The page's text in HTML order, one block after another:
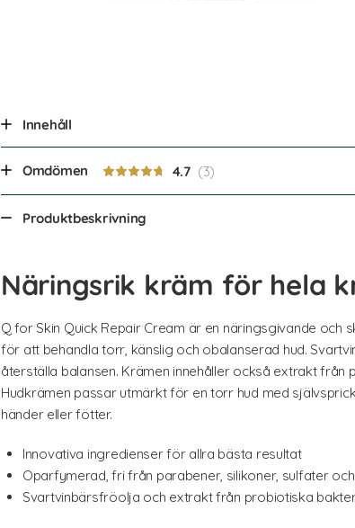
Innehåll
Omdömen 4.7
Produktbeskrivning
Näringsrik kräm för hela
Q for Skin Quick Repair Cream är en näringsgivande
för att behandla torr, känslig och obalanserad hud.
återställa balansen. Krämen innehåller också extrakt
Hudkrämen passar utmärkt för en torr hud med
händer eller fötter.
Innovativa ingredienser för allra bästa resultat
Oparfymerad, fri från parabener, silikoner, sulfater
Svartvinbärsfröolja och extrakt från probiotiska